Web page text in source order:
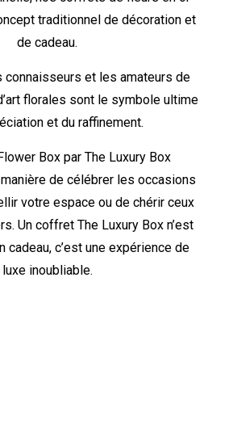
traditionnel de décoration et
de cadeau.
connaisseurs et les amateurs de
florales sont le symbole ultime
et du raffinement.
Box par The Luxury Box
de célébrer les occasions
votre espace ou de chérir ceux
Un coffret The Luxury Box n’est
cadeau, c’est une expérience de
luxe inoubliable.